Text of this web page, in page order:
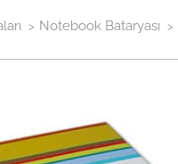
> Notebook Bataryası >